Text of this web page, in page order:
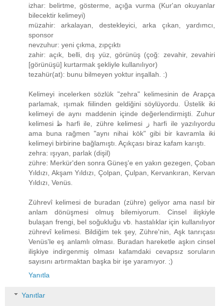
izhar: belirtme, gösterme, açığa vurma (Kur'an okuyanlar
bilecektir kelimeyi)
müzahir: arkalayan, destekleyici, arka çıkan, yardımcı,
sponsor
nevzuhur: yeni çıkma, zıpçıktı
zahir: açık, belli, dış yüz, görünüş (çoğ: zevahir, zevahiri
[görünüşü] kurtarmak şekliyle kullanılıyor)
tezahür(at): bunu bilmeyen yoktur inşallah. :)
Kelimeyi incelerken sözlük "zehra" kelimesinin de Arapça
parlamak, ışımak fiilinden geldiğini söylüyordu. Üstelik iki
kelimeyi de aynı maddenin içinde değerlendirmişti. Zuhur
kelimesi ﻇ harfi ile, zühre kelimesi ﺯ harfi ile yazılıyordu
ama buna rağmen "aynı nihai kök" gibi bir kavramla iki
kelimeyi birbirine bağlamıştı. Açıkçası biraz kafam karıştı.
zehra: ışıyan, parlak (dişil)
zühre: Merkür'den sonra Güneş'e en yakın gezegen, Çoban
Yıldızı, Akşam Yıldızı, Çolpan, Çulpan, Kervankıran, Kervan
Yıldızı, Venüs.
Zührevî kelimesi de buradan (zühre) geliyor ama nasıl bir
anlam dönüşmesi olmuş bilemiyorum. Cinsel ilişkiyle
bulaşan frengi, bel soğukluğu vb. hastalıklar için kullanılıyor
zührevî kelimesi. Bildiğim tek şey, Zühre'nin, Aşk tanrıçası
Venüs'le eş anlamlı olması. Buradan hareketle aşkın cinsel
ilişkiye indirgenmiş olması kafamdaki cevapsız soruların
sayısını artırmaktan başka bir işe yaramıyor. ;)
Yanıtla
Yanıtlar